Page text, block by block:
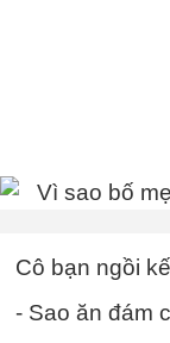
Cô bạn ngồi
- Sao ăn đám